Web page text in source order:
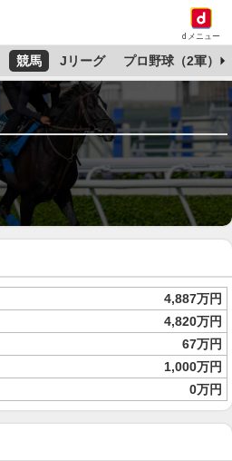
dメニュー
競馬 Jリーグ プロ野球（2軍）
4,887万円
4,820万円
67万円
1,000万円
0万円